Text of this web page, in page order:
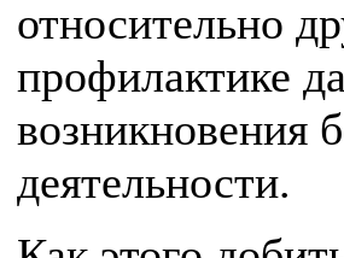
относительно
профилактике
возникновения
деятельности.